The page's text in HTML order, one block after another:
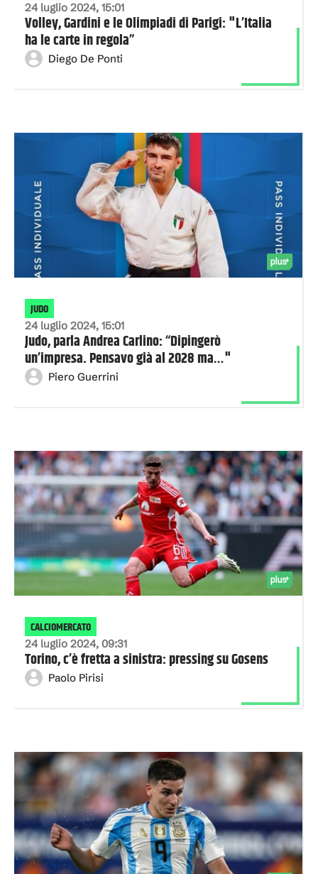
24 luglio 2024, 15:01
Volley, Gardini e le Olimpiadi di Parigi: "L’Italia
ha le carte in regola”
Diego De Ponti
24 luglio 2024, 15:01
JUDO
Judo, parla Andrea Carlino: “Dipingerò
un’impresa. Pensavo già al 2028 ma…"
Piero Guerrini
24 luglio 2024, 09:31
CALCIOMERCATO
Torino, c’è fretta a sinistra: pressing su Gosens
Paolo Pirisi